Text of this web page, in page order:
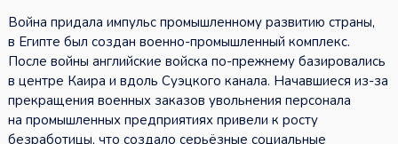
Война придала импульс промышленному развитию страны,
в Египте был создан военно-промышленный комплекс.
После войны английские войска по-прежнему базировались
в центре Каира и вдоль Суэцкого канала. Начавшиеся из-за
прекращения военных заказов увольнения персонала
на промышленных предприятиях привели к росту
безработицы, что создало серьёзные социальные